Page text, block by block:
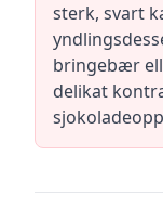
sterk, svart
bringebær
delikat